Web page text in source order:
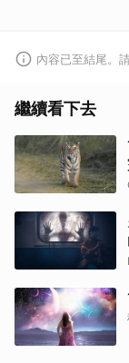
內容已至結尾。
繼續看下去